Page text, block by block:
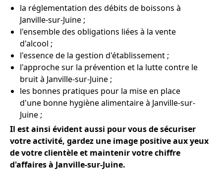
la réglementation des débits de boissons à
Janville-sur-Juine ;
l'ensemble des obligations liées à la vente
d'alcool ;
l'essence de la gestion d'établissement ;
l'approche sur la prévention et la lutte contre le
bruit à Janville-sur-Juine ;
les bonnes pratiques pour la mise en place
d'une bonne hygiène alimentaire à Janville-sur-
Juine ;
Il est ainsi évident aussi pour vous de sécuriser
votre activité, gardez une image positive aux yeux
de votre clientèle et maintenir votre chiffre
d'affaires à Janville-sur-Juine.